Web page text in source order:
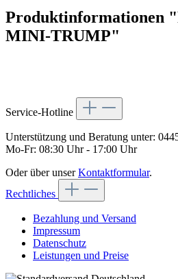
Produktinformationen
MINI-TRUMP"
Service-Hotline
Unterstützung und Beratung unter:
Mo-Fr: 08:30 Uhr - 17:00 Uhr
Oder über unserKontaktformular.
Rechtliches
Bezahlung und Versand
Impressum
Datenschutz
Leistungen und Preise